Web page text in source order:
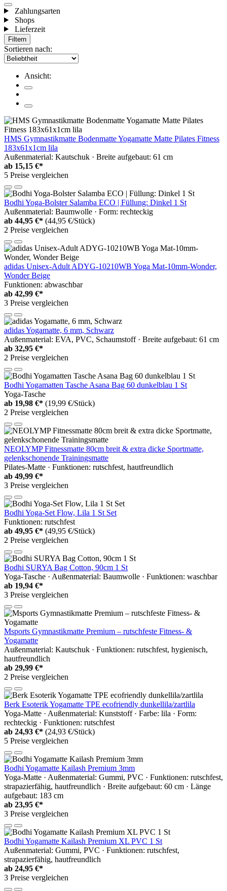
Zahlungsarten
Shops
Lieferzeit
Filtern
Sortieren nach:
Ansicht:
HMS Gymnastikmatte Bodenmatte Yogamatte Matte Pilates Fitness
183x61x1cm lila
Außenmaterial: Kautschuk · Breite aufgebaut: 61 cm
ab 15,15 €*
5 Preise vergleichen
Bodhi Yoga-Bolster Salamba ECO | Füllung: Dinkel 1 St
Außenmaterial: Baumwolle · Form: rechteckig
ab 44,95 €* (44,95 €/Stück)
2 Preise vergleichen
adidas Unisex-Adult ADYG-10210WB Yoga Mat-10mm-Wonder,
Wonder Beige
Funktionen: abwaschbar
ab 42,99 €*
3 Preise vergleichen
adidas Yogamatte, 6 mm, Schwarz
Außenmaterial: EVA, PVC, Schaumstoff · Breite aufgebaut: 61 cm
ab 32,95 €*
2 Preise vergleichen
Bodhi Yogamatten Tasche Asana Bag 60 dunkelblau 1 St
Yoga-Tasche
ab 19,98 €* (19,99 €/Stück)
2 Preise vergleichen
NEOLYMP Fitnessmatte 80cm breit & extra dicke Sportmatte,
gelenkschonende Trainingsmatte
Pilates-Matte · Funktionen: rutschfest, hautfreundlich
ab 49,99 €*
3 Preise vergleichen
Bodhi Yoga-Set Flow, Lila 1 St Set
Funktionen: rutschfest
ab 49,95 €* (49,95 €/Stück)
2 Preise vergleichen
Bodhi SURYA Bag Cotton, 90cm 1 St
Yoga-Tasche · Außenmaterial: Baumwolle · Funktionen: waschbar
ab 19,94 €*
3 Preise vergleichen
Msports Gymnastikmatte Premium – rutschfeste Fitness- &
Yogamatte
Außenmaterial: Kautschuk · Funktionen: rutschfest, hygienisch,
hautfreundlich
ab 29,99 €*
2 Preise vergleichen
Berk Esoterik Yogamatte TPE ecofriendly dunkellila/zartlila
Yoga-Matte · Außenmaterial: Kunststoff · Farbe: lila · Form:
rechteckig · Funktionen: rutschfest
ab 24,93 €* (24,93 €/Stück)
5 Preise vergleichen
Bodhi Yogamatte Kailash Premium 3mm
Yoga-Matte · Außenmaterial: Gummi, PVC · Funktionen: rutschfest,
strapazierfähig, hautfreundlich · Breite aufgebaut: 60 cm · Länge
aufgebaut: 183 cm
ab 23,95 €*
3 Preise vergleichen
Bodhi Yogamatte Kailash Premium XL PVC 1 St
Außenmaterial: Gummi, PVC · Funktionen: rutschfest,
strapazierfähig, hautfreundlich
ab 24,95 €*
3 Preise vergleichen